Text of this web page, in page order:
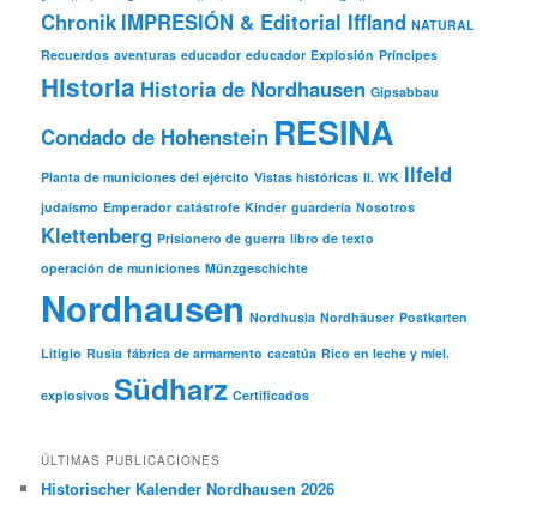
Chronik IMPRESIÓN & Editorial Iffland NATURAL
Recuerdos aventuras educador educador Explosión Príncipes
Historia Historia de Nordhausen Gipsabbau
Condado de Hohenstein RESINA
Planta de municiones del ejército Vistas históricas II. WK Ilfeld
judaísmo Emperador catástrofe Kinder guardería Nosotros
Klettenberg Prisionero de guerra libro de texto
operación de municiones Münzgeschichte
Nordhausen Nordhusia Nordhäuser Postkarten
Litigio Rusia fábrica de armamento cacatúa Rico en leche y miel.
explosivos Südharz Certificados
ÚLTIMAS PUBLICACIONES
Historischer Kalender Nordhausen 2026